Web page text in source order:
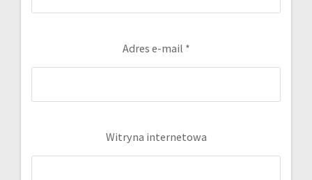
Adres e-mail *
Witryna internetowa